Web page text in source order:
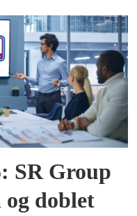
SR Group
og doblet